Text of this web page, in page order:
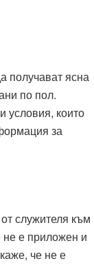
получават ясна
по пол.
условия, които
за
служителя към
не е приложен и
че не е